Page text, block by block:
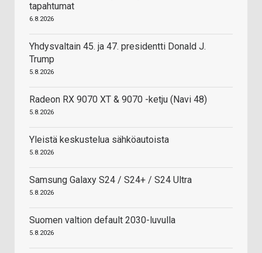
tapahtumat
6.8.2026
Yhdysvaltain 45. ja 47. presidentti Donald J.
Trump
5.8.2026
Radeon RX 9070 XT & 9070 -ketju (Navi 48)
5.8.2026
Yleistä keskustelua sähköautoista
5.8.2026
Samsung Galaxy S24 / S24+ / S24 Ultra
5.8.2026
Suomen valtion default 2030-luvulla
5.8.2026